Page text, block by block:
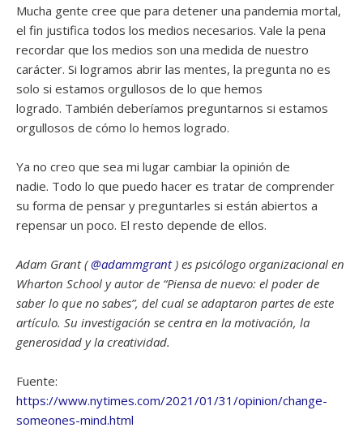
Mucha gente cree que para detener una pandemia mortal,
el fin justifica todos los medios necesarios. Vale la pena
recordar que los medios son una medida de nuestro
carácter. Si logramos abrir las mentes, la pregunta no es
solo si estamos orgullosos de lo que hemos
logrado. También deberíamos preguntarnos si estamos
orgullosos de cómo lo hemos logrado.
Ya no creo que sea mi lugar cambiar la opinión de
nadie. Todo lo que puedo hacer es tratar de comprender
su forma de pensar y preguntarles si están abiertos a
repensar un poco. El resto depende de ellos.
Adam Grant (@adammgrant) es psicólogo organizacional en
Wharton School y autor de “Piensa de nuevo: el poder de
saber lo que no sabes”, del cual se adaptaron partes de este
artículo. Su investigación se centra en la motivación, la
generosidad y la creatividad.
Fuente:
https://www.nytimes.com/2021/01/31/opinion/change-
someones-mind.html